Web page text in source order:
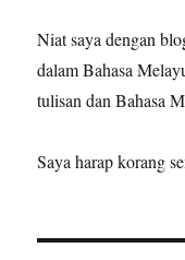
Niat saya dengan
dalam Bahasa
tulisan dan Bahasa
Saya harap korang